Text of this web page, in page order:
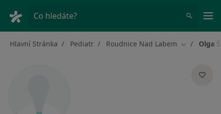
Co hledáte?
Hlavní Stránka Pediatr Roudnice Nad Labem ZměnaOlga